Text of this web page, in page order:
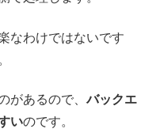
なわけではないです
があるので、バックエ
いのです。